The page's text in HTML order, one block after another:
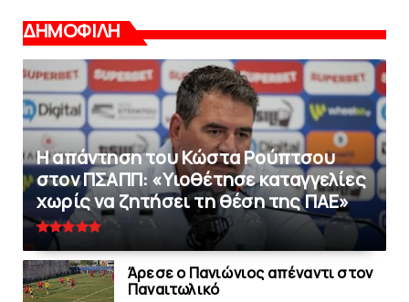
ΔΗΜΟΦΙΛΗ
Η απάντηση του Κώστα Ρούπτσου
στον ΠΣΑΠΠ: «Υιοθέτησε καταγγελίες
χωρίς να ζητήσει τη θέση της ΠAΕ»
Άρεσε ο Πανιώνιος απέναντι στoν
Παναιτωλικό